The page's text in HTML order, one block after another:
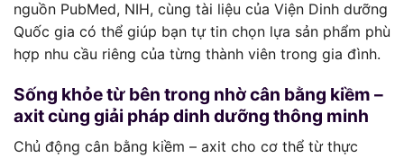
nguồn PubMed, NIH, cùng tài liệu của Viện Dinh dưỡng
Quốc gia có thể giúp bạn tự tin chọn lựa sản phẩm phù
hợp nhu cầu riêng của từng thành viên trong gia đình.
Sống khỏe từ bên trong nhờ cân bằng kiềm –
axit cùng giải pháp dinh dưỡng thông minh
Chủ động cân bằng kiềm – axit cho cơ thể từ thực